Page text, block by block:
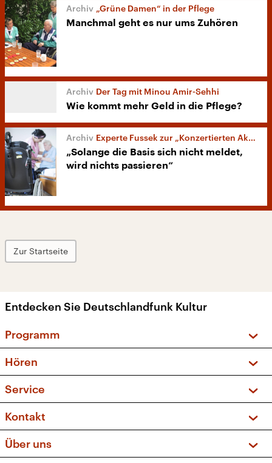
„Grüne Damen“ in der Pflege
Manchmal geht es nur ums Zuhören
Der Tag mit Minou Amir-Sehhi
Wie kommt mehr Geld in die Pflege?
Experte Fussek zur „Konzertierten Aktion Pflege“
„Solange die Basis sich nicht meldet,
wird nichts passieren“
Zur Startseite
Entdecken Sie Deutschlandfunk Kultur
Programm
Sendungen und Podcasts
Musikliste
Kakadu – Das Kinderprogramm
Hören
Frequenzen (UKW + DAB+)
Service
FAQ
Apps
Newsletter
Kontakt
Social Media
Über uns